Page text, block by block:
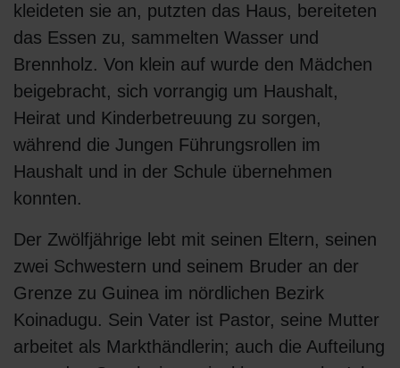
kleideten sie an, putzten das Haus, bereiteten
das Essen zu, sammelten Wasser und
Brennholz. Von klein auf wurde den Mädchen
beigebracht, sich vorrangig um Haushalt,
Heirat und Kinderbetreuung zu sorgen,
während die Jungen Führungsrollen im
Haushalt und in der Schule übernehmen
konnten.
Der Zwölfjährige lebt mit seinen Eltern, seinen
zwei Schwestern und seinem Bruder an der
Grenze zu Guinea im nördlichen Bezirk
Koinadugu. Sein Vater ist Pastor, seine Mutter
arbeitet als Markthändlerin; auch die Aufteilung